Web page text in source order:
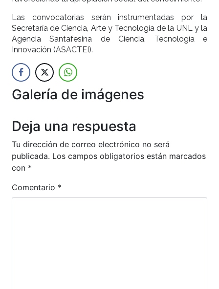
Las convocatorias serán instrumentadas por la
Secretaría de Ciencia, Arte y Tecnología de la UNL y la
Agencia Santafesina de Ciencia, Tecnología e
Innovación (ASACTEI).
Galería de imágenes
Deja una respuesta
Tu dirección de correo electrónico no será
publicada. Los campos obligatorios están marcados
con *
Comentario *